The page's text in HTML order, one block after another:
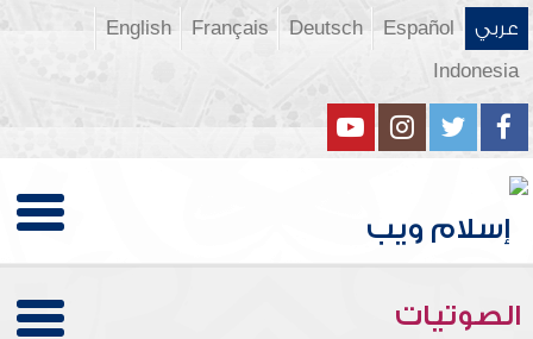
عربي Español
Deutsch
Français
English
Indonesia
الصوتيات